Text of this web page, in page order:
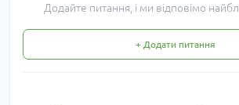
Додайте питання, і ми відповімо
+ Додати питання